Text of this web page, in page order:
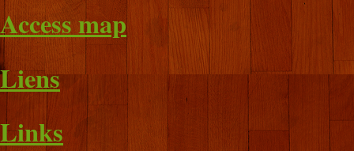
Access map
Liens
Links